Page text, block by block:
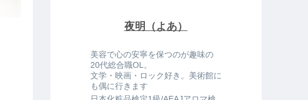
夜明（よあ）
美容で心の安寧を保つのが趣味の
20代総合職OL。
文学・映画・ロック好き。美術館に
も偶に行きます